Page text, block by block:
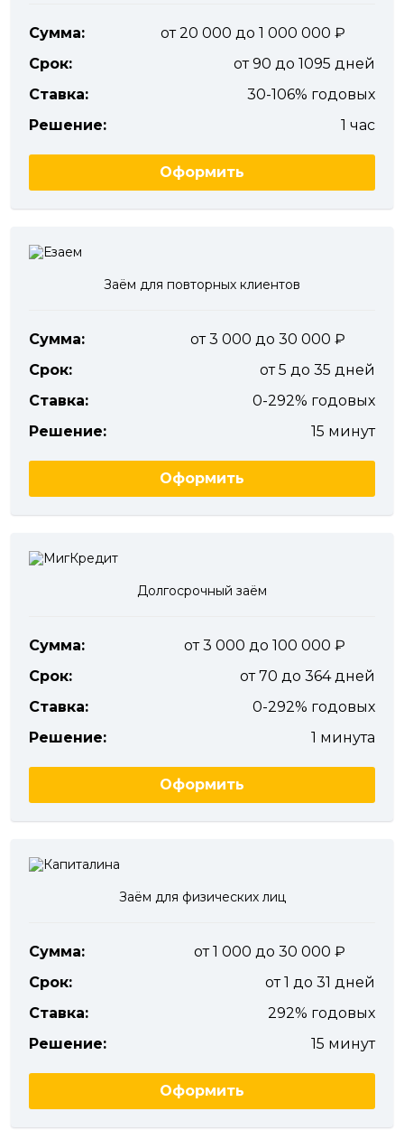
Сумма:
от 20 000 до 1 000 000
Срок:
от 90 до 1095 дней
Ставка:
30-106% годовых
Решение:
1 час
Оформить
Заём для повторных клиентов
Сумма:
от 3 000 до 30 000
Срок:
от 5 до 35 дней
Ставка:
0-292% годовых
Решение:
15 минут
Оформить
Долгосрочный заём
Сумма:
от 3 000 до 100 000
Срок:
от 70 до 364 дней
Ставка:
0-292% годовых
Решение:
1 минута
Оформить
Заём для физических лиц
Сумма:
от 1 000 до 30 000
Срок:
от 1 до 31 дней
Ставка:
292% годовых
Решение:
15 минут
Оформить